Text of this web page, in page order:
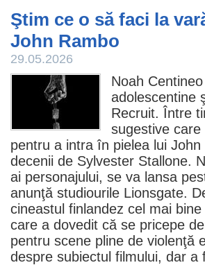
Ştim ce o să faci la
John Rambo
29.05.2026
Noah Centineo
adolescentine
Recruit. Între
sugestive
pentru a intra în pielea lui
decenii de Sylvester Stallone.
ai personajului, se va lansa
anunţă studiourile Lionsgate.
cineastul finlandez cel mai
care a dovedit că se pricepe
pentru scene pline de violenţă
despre subiectul filmului, dar a